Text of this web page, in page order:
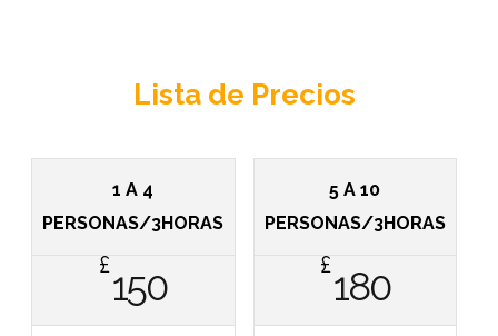
Lista de Precios
1 A 4
PERSONAS/3HORAS
£150
5 A 10
PERSONAS/3HORAS
£180